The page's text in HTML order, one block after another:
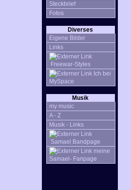
Steckbrief
Fotos
Diverses
Eigene Bilder
Links
Freewar-Styles
Ich bei
MySpace
Musik
my music
A - Z
Musik - Links
Samael Bandpage
meine
Samael- Fanpage